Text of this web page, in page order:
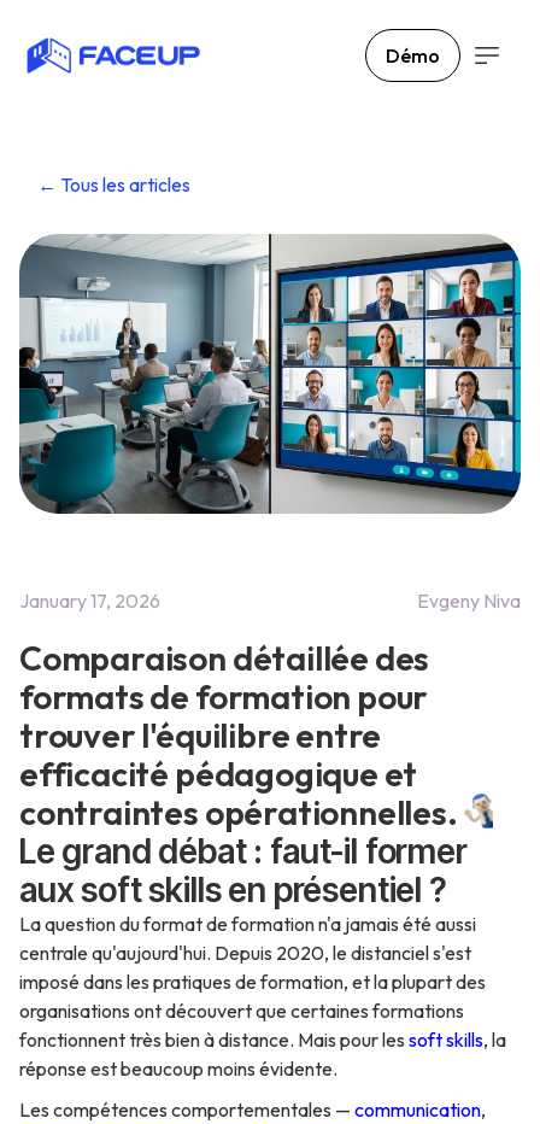
Démo
← Tous les articles
January 17, 2026 Evgeny Niva
Comparaison détaillée des
formats de formation pour
trouver l'équilibre entre
efficacité pédagogique et
contraintes opérationnelles.
Le grand débat : faut-il former
aux soft skills en présentiel ?
La question du format de formation n'a jamais été aussi
centrale qu'aujourd'hui. Depuis 2020, le distanciel s'est
imposé dans les pratiques de formation, et la plupart des
organisations ont découvert que certaines formations
fonctionnent très bien à distance. Mais pour les soft skills, la
réponse est beaucoup moins évidente.
Les compétences comportementales — communication,